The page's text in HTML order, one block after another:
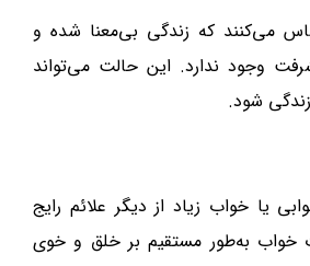
می‌کنند که زندگی بی‌معنا شده و
وجود ندارد. این حالت می‌تواند
شود.
یا خواب زیاد از دیگر علائم رایج
خواب به‌طور مستقیم بر خلق و خوی